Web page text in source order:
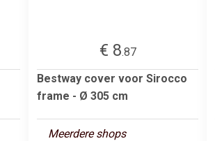
€ 8.87
Bestway cover voor Sirocco
frame - Ø 305 cm
Meerdere shops